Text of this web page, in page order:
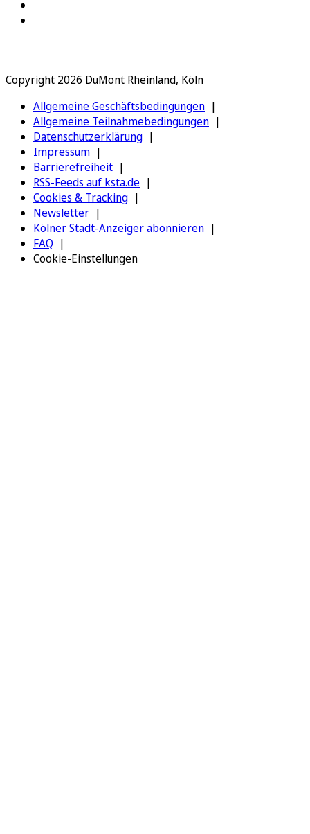
Copyright 2026 DuMont Rheinland, Köln
Allgemeine Geschäftsbedingungen
Allgemeine Teilnahmebedingungen
Datenschutzerklärung
Impressum
Barrierefreiheit
RSS-Feeds auf ksta.de
Cookies & Tracking
Newsletter
Kölner Stadt-Anzeiger abonnieren
FAQ
Cookie-Einstellungen